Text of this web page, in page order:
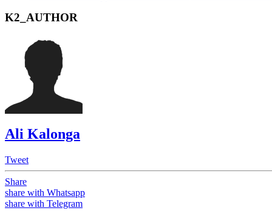
K2_AUTHOR
Ali Kalonga
Tweet
Share
share with Whatsapp
share with Telegram